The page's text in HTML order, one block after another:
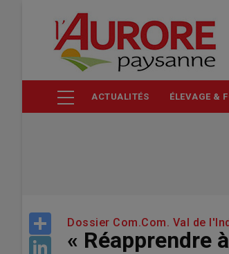
contenu
ACTUALITÉS ÉLEVAGE &
Share
LinkedIn
Dossier Com.Com. Val de
« Réapprendre